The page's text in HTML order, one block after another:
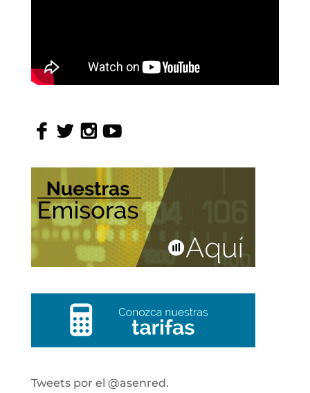
Tweets por el @asenred.